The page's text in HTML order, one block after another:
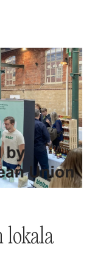
lokala